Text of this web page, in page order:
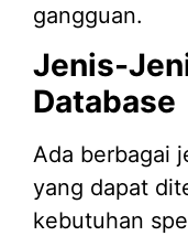
gangguan.
Jenis-
Database
Ada berbagai
yang dapat
kebutuhan